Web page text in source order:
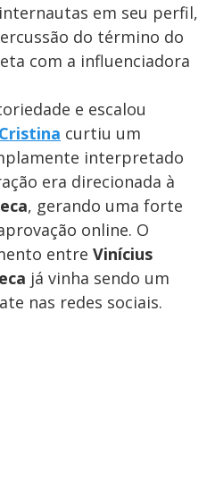
em seu perfil,
do término do
com a influenciadora
e escalou
curtiu um
interpretado
era direcionada à
, gerando uma forte
online. O
entre Vinícius
já vinha sendo um
nas redes sociais.